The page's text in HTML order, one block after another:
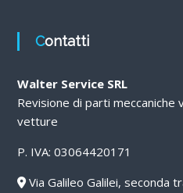
Contatti
Walter Service SRL
Revisione di parti meccaniche
vetture
P. IVA: 03064420171
Via Galileo Galilei, seconda